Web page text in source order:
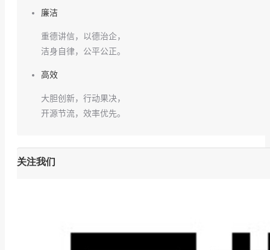
廉洁
重德讲信，以德治企，
洁身自律，公平公正。
高效
大胆创新，行动果决，
开源节流，效率优先。
关注我们